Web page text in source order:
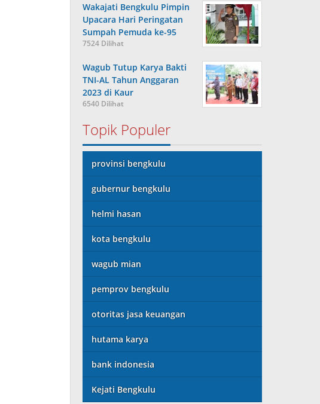
Wakajati Bengkulu Pimpin
Upacara Hari Peringatan
Sumpah Pemuda ke-95
7524 Dilihat
Wagub Tutup Karya Bakti
TNI-AL Tahun Anggaran
2023 di Kaur
6540 Dilihat
Topik Populer
provinsi bengkulu
gubernur bengkulu
helmi hasan
kota bengkulu
wagub mian
pemprov bengkulu
otoritas jasa keuangan
hutama karya
bank indonesia
Kejati Bengkulu